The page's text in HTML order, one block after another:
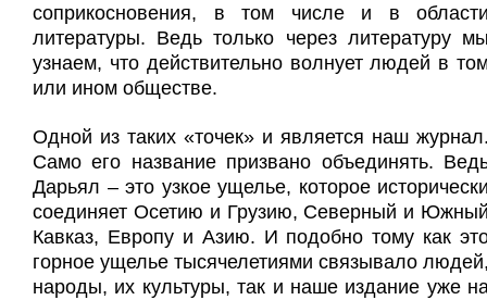
соприкосновения, в том числе и в
литературы. Ведь только через литературу
узнаем, что действительно волнует людей в
или ином обществе.
Одной из таких «точек» и является наш
Само его название призвано объединять.
Дарьял – это узкое ущелье, которое
соединяет Осетию и Грузию, Северный и
Кавказ, Европу и Азию. И подобно тому как
горное ущелье тысячелетиями связывало
народы, их культуры, так и наше издание уже